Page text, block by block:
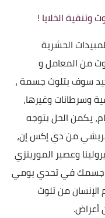
الخلايا !
الحشرية
من المعامل و
سوف يتلوث جسمة ،
وسرطانات وغيرها،
يكمن الحل بتوجه
من دي إكس إن،
وعصير المورينزي
جسمك في تحدي يومي
الإنسان من تلوث
أعراض.